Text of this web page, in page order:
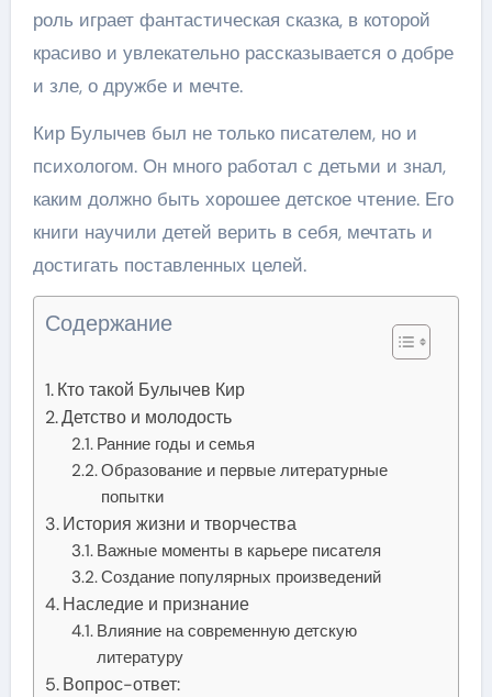
роль играет фантастическая сказка, в которой
красиво и увлекательно рассказывается о добре
и зле, о дружбе и мечте.
Кир Булычев был не только писателем, но и
психологом. Он много работал с детьми и знал,
каким должно быть хорошее детское чтение. Его
книги научили детей верить в себя, мечтать и
достигать поставленных целей.
Содержание
Кто такой Булычев Кир
Детство и молодость
Ранние годы и семья
Образование и первые литературные
попытки
История жизни и творчества
Важные моменты в карьере писателя
Создание популярных произведений
Наследие и признание
Влияние на современную детскую
литературу
Вопрос-ответ: